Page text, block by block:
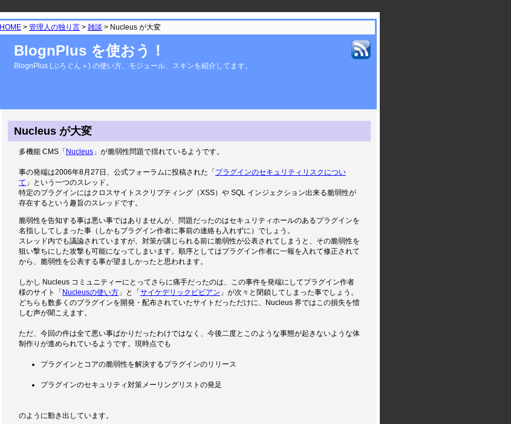
HOME > 管理人の独り言 > 雑談 > Nucleus が大変
BlognPlus を使おう！
BlognPlus (ぶろぐん＋) の使い方、モジュール、スキンを紹介してます。
Nucleus が大変
多機能 CMS「Nucleus」が脆弱性問題で揺れているようです。
事の発端は2006年8月27日、公式フォーラムに投稿された「プラグインのセキュリティリスクについ
て 」という一つのスレッド。
特定のプラグインにはクロスサイトスクリプティング（XSS）や SQL インジェクション出来る脆弱性が
存在するという趣旨のスレッドです。
脆弱性を告知する事は悪い事ではありませんが、問題だったのはセキュリティホールのあるプラグインを
名指ししてしまった事（しかもプラグイン作者に事前の連絡も入れずに）でしょう。
スレッド内でも議論されていますが、対策が講じられる前に脆弱性が公表されてしまうと、その脆弱性を
狙い撃ちにした攻撃も可能になってしまいます。順序としてはプラグイン作者に一報を入れて修正されて
から、脆弱性を公表する事が望ましかったと思われます。
しかし Nucleus コミュニティーにとってさらに痛手だったのは、この事件を発端にしてプラグイン作者
様のサイト「Nucleusの使い方」と「サイケデリックビビアン 」が次々と閉鎖してしまった事でしょう。
どちらも数多くのプラグインを開発・配布されていたサイトだっただけに、Nucleus 界ではこの損失を惜
しむ声が聞こえます。
ただ、今回の件は全て悪い事ばかりだったわけではなく、今後二度とこのような事態が起きないような体
制作りが進められているようです。現時点でも
プラグインとコアの脆弱性を解決するプラグインのリリース
プラグインのセキュリティ対策メーリングリストの発足
のように動き出しています。